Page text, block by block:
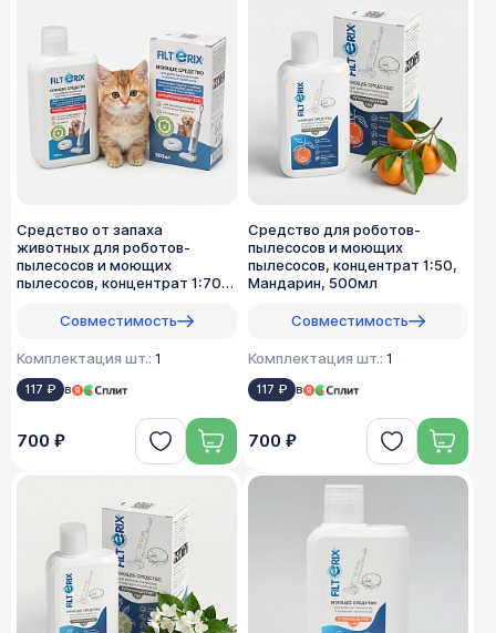
Средство от запаха
животных для роботов-
пылесосов и моющих
пылесосов, концентрат 1:70,
Совместимость
Комплектация шт.: 1
117 ₽ в
700 ₽
Средство для роботов-
пылесосов и моющих
пылесосов, концентрат 1:50,
Мандарин, 500мл
Совместимость
Комплектация шт.: 1
117 ₽ в
700 ₽